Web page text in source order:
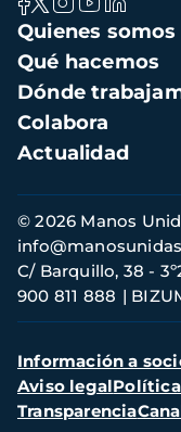
Navegación
principal
Quienes somos
Qué hacemos
Dónde
Colabora
Actualidad
Información
de
contacto
© 2026 Manos
C/ Barquillo, 38 -
900 811 888
Menú
secundario
Información a
Aviso legal
Transparencia